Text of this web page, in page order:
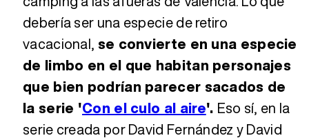
debería ser una especie de retiro
vacacional, se convierte en una especie
de limbo en el que habitan personajes
que bien podrían parecer sacados de
la serie 'Con el culo al aire'. Eso sí, en la
serie creada por David Fernández y David